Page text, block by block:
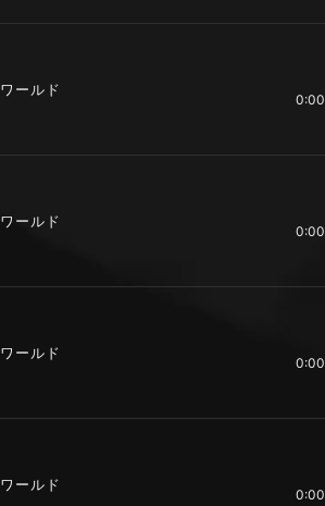
ワールド
0:00
ワールド
0:00
ワールド
0:00
ワールド
0:00